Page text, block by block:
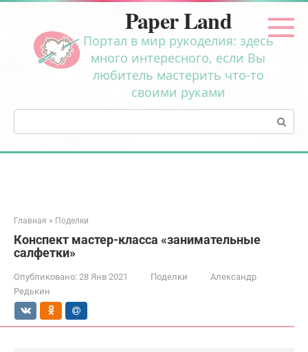
Перейти
контенту
Paper Land
Портал в мир рукоделия: здесь
много интересного, если Вы
любитель мастерить что-то
своими руками
Поиск:
Главная » Поделки
Конспект мастер-класса «занимательные
салфетки»
Опубликовано: 28 Янв 2021 Поделки
Александр
Редькин